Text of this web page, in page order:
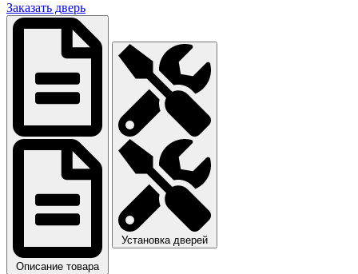
Заказать дверь
Описание товара
Установка дверей